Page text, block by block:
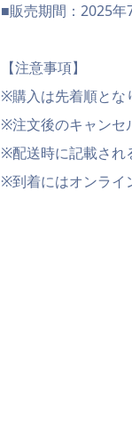
■販売期間：2025
【注意事項】
※購入は先着順とな
※注文後のキャンセ
※配送時に記載され
※到着にはオンライ